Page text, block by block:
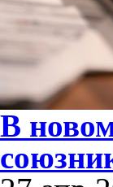
В